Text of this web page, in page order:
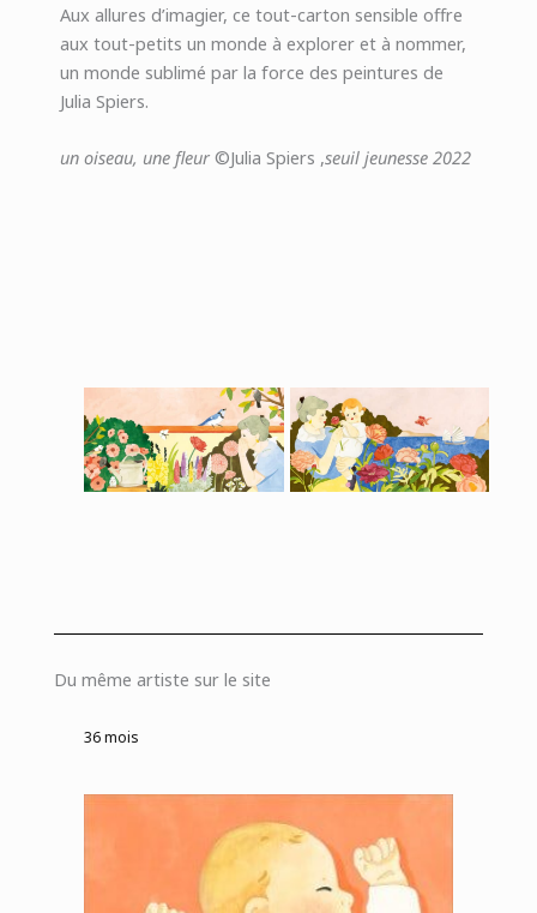
Aux allures d’imagier, ce tout-carton sensible offre
aux tout-petits un monde à explorer et à nommer,
un monde sublimé par la force des peintures de
Julia Spiers.
un oiseau, une fleur ©Julia Spiers ,seuil jeunesse 2022
Du même artiste sur le site
36 mois